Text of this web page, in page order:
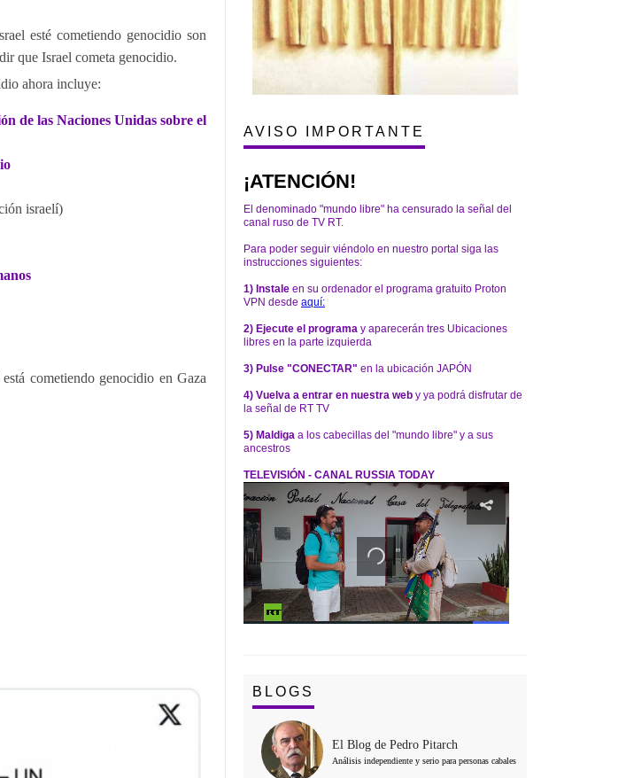
esté cometiendo genocidio son
que Israel cometa genocidio.
ahora incluye:
de las Naciones Unidas sobre el
israelí)
cometiendo genocidio en Gaza
AVISO IMPORTANTE
¡ATENCIÓN!
El denominado "mundo libre" ha censurado la señal del
canal ruso de TV RT.
Para poder seguir viéndolo en nuestro portal siga las
instrucciones siguientes:
1) Instale en su ordenador el programa gratuito Proton
VPN desde aquí:
2) Ejecute el programa y aparecerán tres Ubicaciones
libres en la parte izquierda
3) Pulse "CONECTAR" en la ubicación JAPÓN
4) Vuelva a entrar en nuestra web y ya podrá disfrutar de
la señal de RT TV
5) Maldiga a los cabecillas del "mundo libre" y a sus
ancestros
TELEVISIÓN - CANAL RUSSIA TODAY
BLOGS
El Blog de Pedro Pitarch
Análisis independiente y serio para personas cabales